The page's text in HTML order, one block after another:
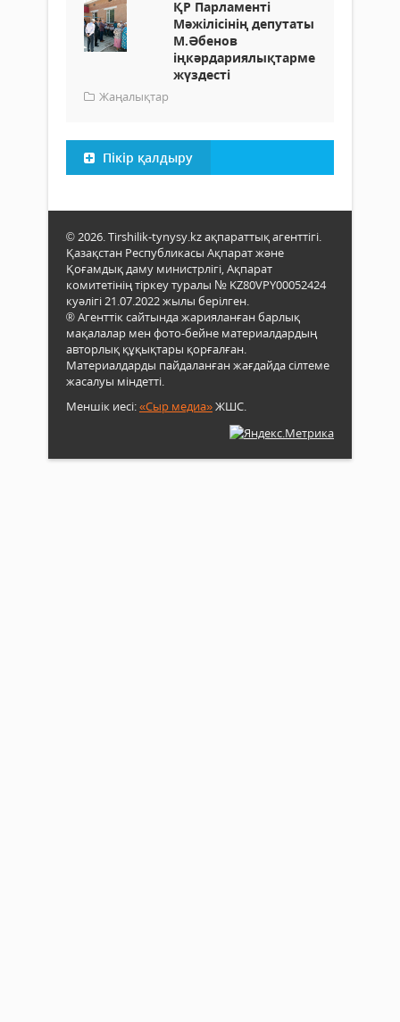
ҚР Парламенті
Мәжілісінің депутаты
М.Әбенов
іңкәрдариялықтармен
жүздесті
Жаңалықтар
Пікір қалдыру
© 2026. Tirshilik-tynysy.kz ақпараттық агенттігі.
Қазақстан Республикасы Ақпарат және
Қоғамдық даму министрлігі, Ақпарат
комитетінің тіркеу туралы № KZ80VPY00052424
куәлігі 21.07.2022 жылы берілген.
® Агенттік сайтында жарияланған барлық
мақалалар мен фото-бейне материалдардың
авторлық құқықтары қорғалған.
Материалдарды пайдаланған жағдайда сілтеме
жасалуы міндетті.
Меншік иесі:«Сыр медиа»ЖШС.